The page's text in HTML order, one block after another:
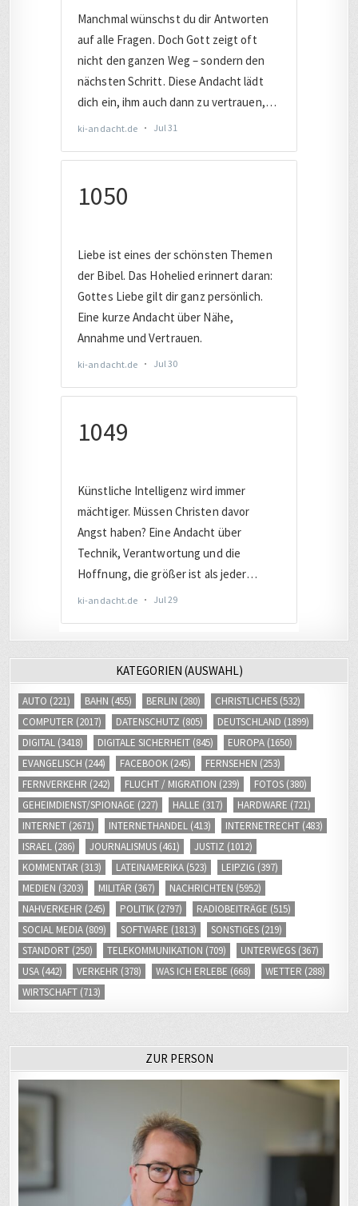
KATEGORIEN (AUSWAHL)
AUTO (221) BAHN (455) BERLIN (280) CHRISTLICHES (532)
COMPUTER (2017) DATENSCHUTZ (805) DEUTSCHLAND (1899)
DIGITAL (3418) DIGITALE SICHERHEIT (845) EUROPA (1650)
EVANGELISCH (244) FACEBOOK (245) FERNSEHEN (253)
FERNVERKEHR (242) FLUCHT / MIGRATION (239) FOTOS (380)
GEHEIMDIENST/SPIONAGE (227) HALLE (317) HARDWARE (721)
INTERNET (2671) INTERNETHANDEL (413) INTERNETRECHT (483)
ISRAEL (286) JOURNALISMUS (461) JUSTIZ (1012)
KOMMENTAR (313) LATEINAMERIKA (523) LEIPZIG (397)
MEDIEN (3203) MILITÄR (367) NACHRICHTEN (5952)
NAHVERKEHR (245) POLITIK (2797) RADIOBEITRÄGE (515)
SOCIAL MEDIA (809) SOFTWARE (1813) SONSTIGES (219)
STANDORT (250) TELEKOMMUNIKATION (709) UNTERWEGS (367)
USA (442) VERKEHR (378) WAS ICH ERLEBE (668) WETTER (288)
WIRTSCHAFT (713)
ZUR PERSON